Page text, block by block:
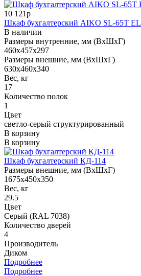
10 121р
Шкаф бухгалтерский AIKO SL-65Т EL
В наличии
Размеры внутренние, мм (ВхШхГ)
460x457x297
Размеры внешние, мм (ВхШхГ)
630x460x340
Вес, кг
17
Количество полок
1
Цвет
светло-серый структурированный
В корзину
В корзину
Шкаф бухгалтерский КД-114
Размеры внешние, мм (ВхШхГ)
1675x450x350
Вес, кг
29.5
Цвет
Серый (RAL 7038)
Количество дверей
4
Производитель
Диком
Подробнее
Подробнее